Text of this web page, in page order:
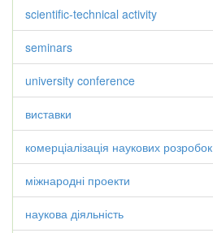
scientific-technical activity
seminars
university conference
виставки
комерціалізація наукових розробок
міжнародні проекти
наукова діяльність